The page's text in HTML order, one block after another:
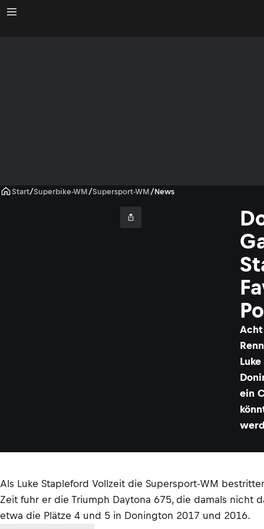
Start/Superbike-WM /Supersport-WM /News
Acht
ein
Als Luke Stapleford Vollzeit die Supersport-WM
Zeit fuhr er die Triumph Daytona 675, die damals nicht
etwa die Plätze 4 und 5 in Donington 2017 und 2016.